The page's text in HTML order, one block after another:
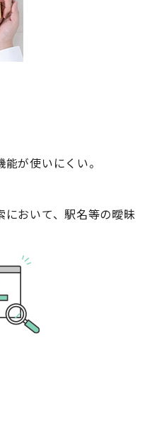
が使いにくい。
において、駅名等の曖昧